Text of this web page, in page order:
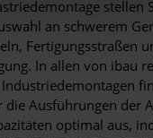
Auswahl bestätigen.
jederzeit später
Sie auf die
Ende der
erhalten Sie in
und im
stellen
an schwerem
Fertigungsstraßen
In allen von ibau
die Ausführungen der
optimal aus,